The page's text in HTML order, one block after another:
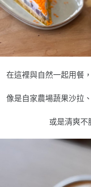
在這裡與自然一起用餐，
像是自家農場蔬果沙拉
或是清爽不